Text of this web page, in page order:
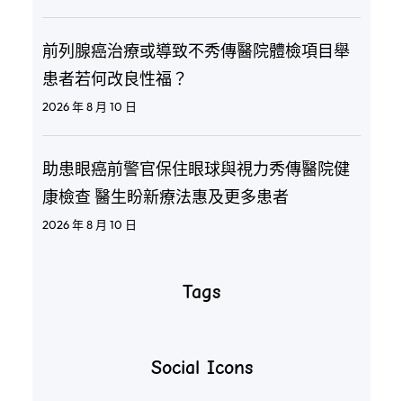
前列腺癌治療或導致不秀傳醫院體檢項目舉
患者若何改良性福？
2026 年 8 月 10 日
助患眼癌前警官保住眼球與視力秀傳醫院健
康檢查 醫生盼新療法惠及更多患者
2026 年 8 月 10 日
Tags
Social Icons